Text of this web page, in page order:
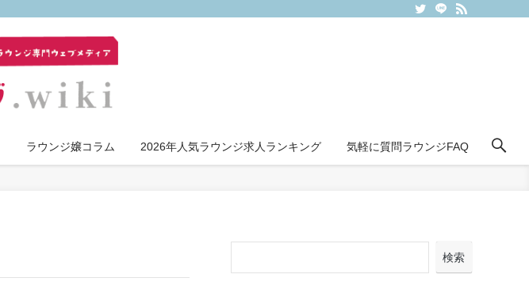
ラウンジ嬢コラム 2026年人気ラウンジ求人ランキング 気軽に質問ラウンジFAQ
検索